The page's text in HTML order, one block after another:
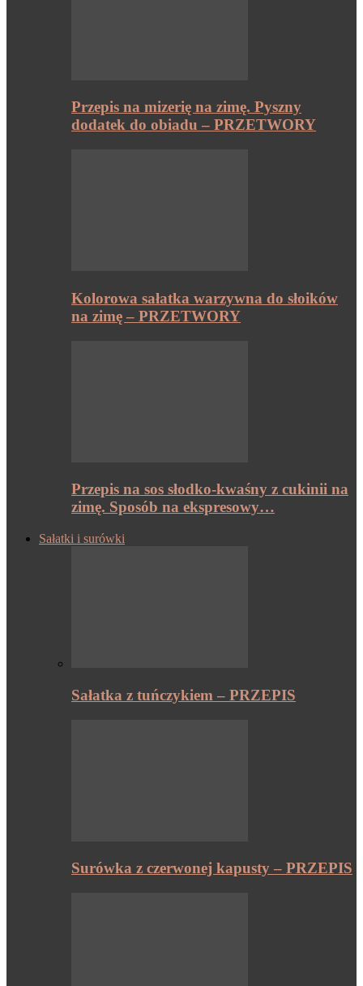
Przepis na mizerię na zimę. Pyszny
dodatek do obiadu – PRZETWORY
Kolorowa sałatka warzywna do słoików
na zimę – PRZETWORY
Przepis na sos słodko-kwaśny z cukinii na
zimę. Sposób na ekspresowy…
Sałatki i surówki
Sałatka z tuńczykiem – PRZEPIS
Surówka z czerwonej kapusty – PRZEPIS